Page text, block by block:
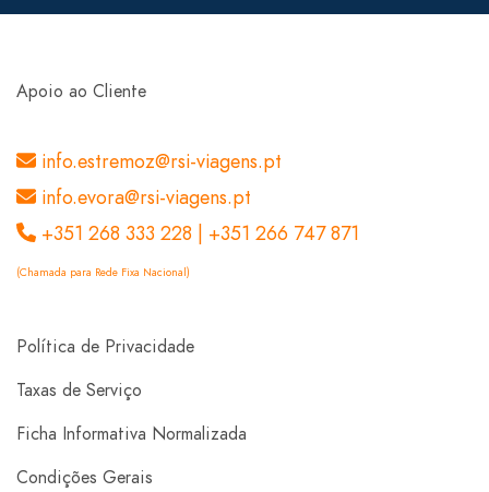
Apoio ao Cliente
info.estremoz@rsi-viagens.pt
info.evora@rsi-viagens.pt
+351 268 333 228 | +351 266 747 871
(Chamada para Rede Fixa Nacional)
Política de Privacidade
Taxas de Serviço
Ficha Informativa Normalizada
Condições Gerais